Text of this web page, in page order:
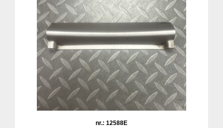
nr.: 12588E